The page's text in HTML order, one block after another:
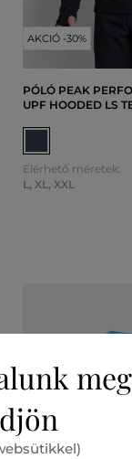
AKCIÓ -30%
PÓLÓ PEAK
UPF HOODED LS
Elérhető méretek:
L, XL, XXL